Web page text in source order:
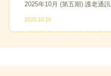
2025年10月 (第五期) 護老通訊
2025.10.10